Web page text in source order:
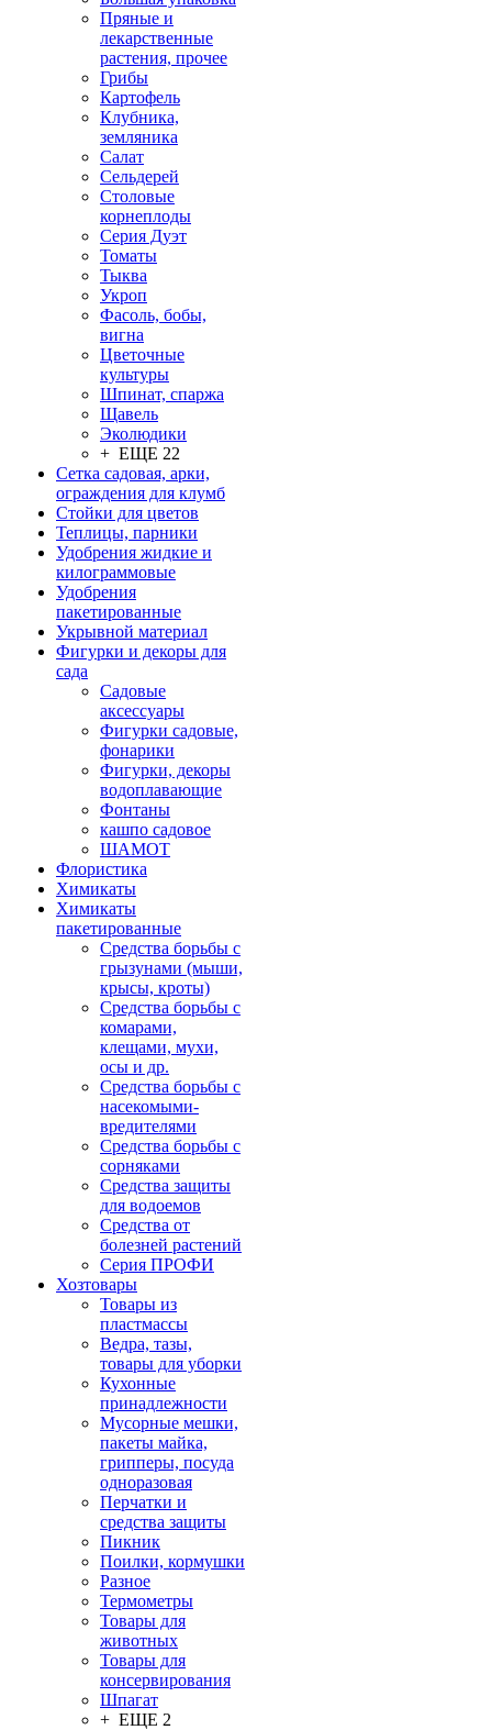
Пряные и
лекарственные
растения, прочее
Грибы
Картофель
Клубника,
земляника
Салат
Сельдерей
Столовые
корнеплоды
Серия Дуэт
Томаты
Тыква
Укроп
Фасоль, бобы,
вигна
Цветочные
культуры
Шпинат, спаржа
Щавель
Эколюдики
+ ЕЩЕ 22
Сетка садовая, арки,
ограждения для клумб
Стойки для цветов
Теплицы, парники
Удобрения жидкие и
килограммовые
Удобрения
пакетированные
Укрывной материал
Фигурки и декоры для
сада
Садовые
аксессуары
Фигурки садовые,
фонарики
Фигурки, декоры
водоплавающие
Фонтаны
кашпо садовое
ШАМОТ
Флористика
Химикаты
Химикаты
пакетированные
Средства борьбы с
грызунами (мыши,
крысы, кроты)
Средства борьбы с
комарами,
клещами, мухи,
осы и др.
Средства борьбы с
насекомыми-
вредителями
Средства борьбы с
сорняками
Средства защиты
для водоемов
Средства от
болезней растений
Серия ПРОФИ
Хозтовары
Товары из
пластмассы
Ведра, тазы,
товары для уборки
Кухонные
принадлежности
Мусорные мешки,
пакеты майка,
грипперы, посуда
одноразовая
Перчатки и
средства защиты
Пикник
Поилки, кормушки
Разное
Термометры
Товары для
животных
Товары для
консервирования
Шпагат
+ ЕЩЕ 2